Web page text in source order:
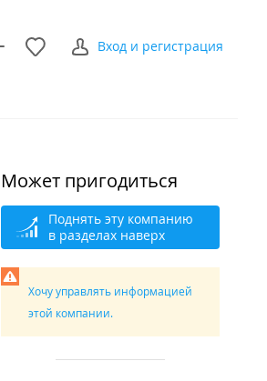
Вход и регистрация
Может пригодиться
Поднять эту компанию
в разделах наверх
Хочу управлять информацией
этой компании.